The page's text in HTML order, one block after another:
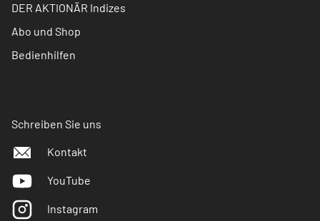
DER AKTIONÄR Indizes
Abo und Shop
Bedienhilfen
Schreiben Sie uns
Kontakt
YouTube
Instagram